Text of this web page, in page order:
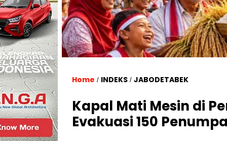
Home / INDEKS / JABODETABEK
Kapal Mati Mesin di
Evakuasi 150